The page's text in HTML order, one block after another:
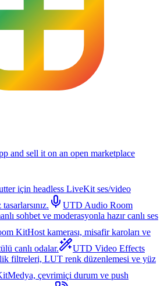
and sell it on an open marketplace
için headless LiveKit ses/video
UTD Audio Room
sohbet ve moderasyonla hazır canlı ses
KitHost kamerası, misafir karoları ve
canlı odalar.
UTD Video Effects
filtreleri, LUT renk düzenlemesi ve yüz
Medya, çevrimiçi durum ve push